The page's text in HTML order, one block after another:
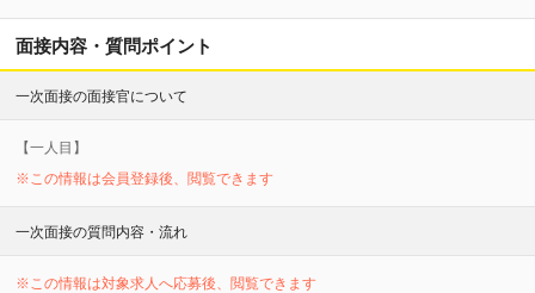
面接内容・質問ポイント
一次面接の面接官について
【一人目】
※この情報は会員登録後、閲覧できます
一次面接の質問内容・流れ
※この情報は対象求人へ応募後、閲覧できます